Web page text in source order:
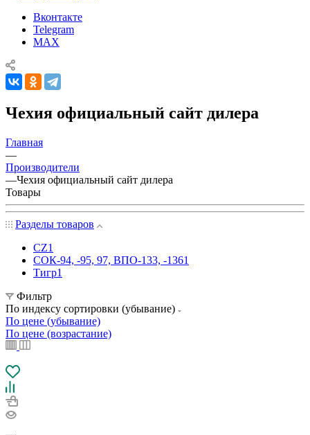
Вконтакте
Telegram
MAX
Чехия официальный сайт дилера
Главная
—
Производители
—Чехия официальный сайт дилера
Товары
Разделы товаров
CZ1
СОК-94, -95, 97, ВПО-133, -1361
Тигр1
Фильтр
По индексу сортировки (убывание)
По цене (убывание)
По цене (возрастание)